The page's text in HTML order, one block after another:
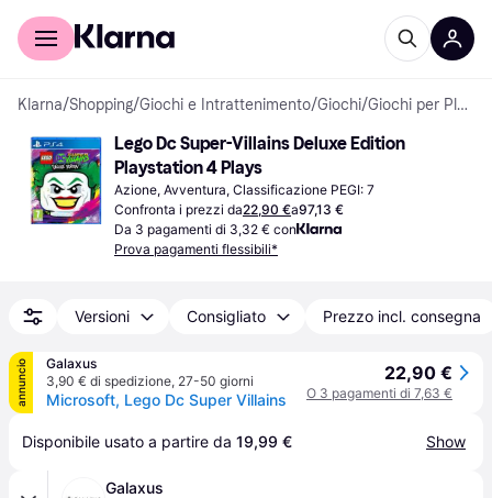
Per il tuo shopping
Klarna/Shopping/Giochi e Intrattenimento/Giochi/ Giochi per PlayStation 4
Lego Dc Super-Villains Deluxe Edition
Playstation 4 Plays
Azione, Avventura, Classificazione PEGI: 7
Confronta i prezzi da22,90 €a97,13 €
Da 3 pagamenti di 3,32 € con
Prova pagamenti flessibili*
Versioni Consigliato Prezzo incl. consegna
annuncio
Galaxus
3,90 € di spedizione, 27-50 giorni
Microsoft, Lego Dc Super Villains
22,90 €
O 3 pagamenti di 7,63 €
Disponibile usato a partire da 19,99 € Show
Galaxus